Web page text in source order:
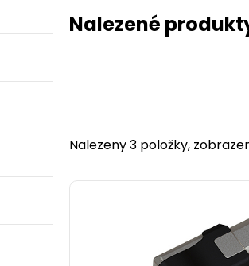
Nalezené
Nalezeny 3 položky,